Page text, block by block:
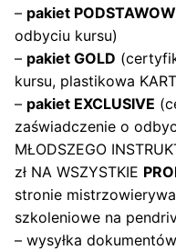
– pakiet
odbyciu kursu)
– pakiet GOLD
kursu, plastikowa
– pakiet EXCLUSIVE
zaświadczenie o
MŁODSZEGO
zł NA WSZYSTKIE
stronie
szkoleniowe na
– wysyłka dokumentów